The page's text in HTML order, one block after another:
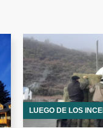
LUEGO DE LOS